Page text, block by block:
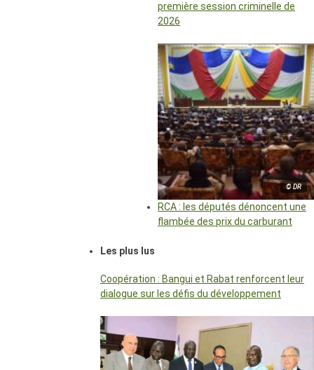
première session criminelle de
2026
© DR
RCA : les députés dénoncent une
flambée des prix du carburant
Les plus lus
Coopération : Bangui et Rabat renforcent leur
dialogue sur les défis du développement